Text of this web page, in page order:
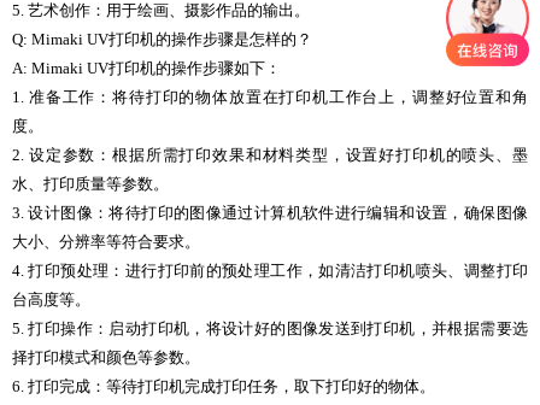
5. 艺术创作：用于绘画、摄影作品的输出。
Q: Mimaki UV打印机的操作步骤是怎样的？
A: Mimaki UV打印机的操作步骤如下：
1. 准备工作：将待打印的物体放置在打印机工作台上，调整好位置和角
度。
2. 设定参数：根据所需打印效果和材料类型，设置好打印机的喷头、墨
水、打印质量等参数。
3. 设计图像：将待打印的图像通过计算机软件进行编辑和设置，确保图像
大小、分辨率等符合要求。
4. 打印预处理：进行打印前的预处理工作，如清洁打印机喷头、调整打印
台高度等。
5. 打印操作：启动打印机，将设计好的图像发送到打印机，并根据需要选
择打印模式和颜色等参数。
6. 打印完成：等待打印机完成打印任务，取下打印好的物体。